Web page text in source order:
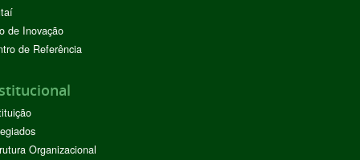
de Inovação
de Referência
Organizacional